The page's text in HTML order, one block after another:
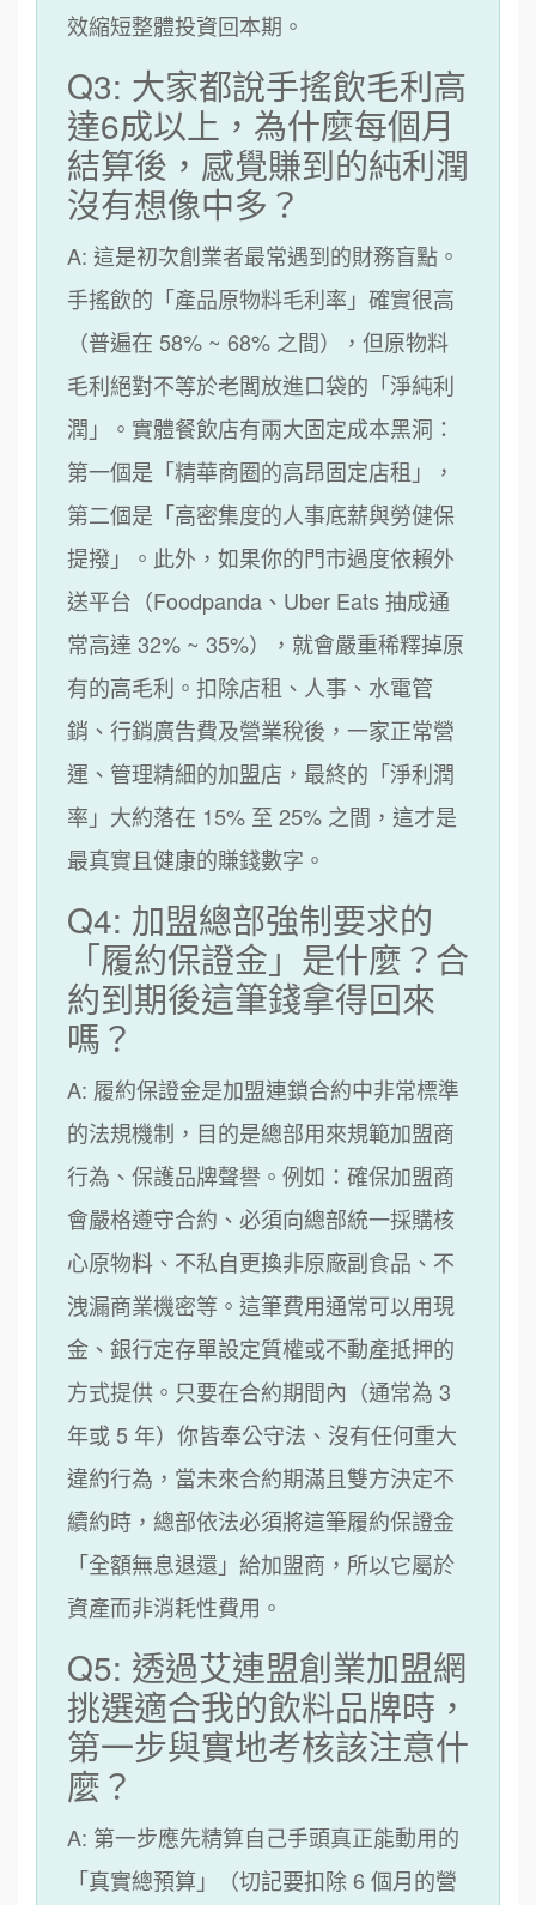
效縮短整體投資回本期。
Q3: 大家都說手搖飲毛利高
達6成以上，為什麼每個月
結算後，感覺賺到的純利潤
沒有想像中多？
A: 這是初次創業者最常遇到的財務盲點。
手搖飲的「產品原物料毛利率」確實很高
（普遍在 58% ~ 68% 之間），但原物料
毛利絕對不等於老闆放進口袋的「淨純利
潤」。實體餐飲店有兩大固定成本黑洞：
第一個是「精華商圈的高昂固定店租」，
第二個是「高密集度的人事底薪與勞健保
提撥」。此外，如果你的門市過度依賴外
送平台（Foodpanda、Uber Eats 抽成通
常高達 32% ~ 35%），就會嚴重稀釋掉原
有的高毛利。扣除店租、人事、水電管
銷、行銷廣告費及營業稅後，一家正常營
運、管理精細的加盟店，最終的「淨利潤
率」大約落在 15% 至 25% 之間，這才是
最真實且健康的賺錢數字。
Q4: 加盟總部強制要求的
「履約保證金」是什麼？合
約到期後這筆錢拿得回來
嗎？
A: 履約保證金是加盟連鎖合約中非常標準
的法規機制，目的是總部用來規範加盟商
行為、保護品牌聲譽。例如：確保加盟商
會嚴格遵守合約、必須向總部統一採購核
心原物料、不私自更換非原廠副食品、不
洩漏商業機密等。這筆費用通常可以用現
金、銀行定存單設定質權或不動產抵押的
方式提供。只要在合約期間內（通常為 3
年或 5 年）你皆奉公守法、沒有任何重大
違約行為，當未來合約期滿且雙方決定不
續約時，總部依法必須將這筆履約保證金
「全額無息退還」給加盟商，所以它屬於
資產而非消耗性費用。
Q5: 透過艾連盟創業加盟網
挑選適合我的飲料品牌時，
第一步與實地考核該注意什
麼？
A: 第一步應先精算自己手頭真正能動用的
「真實總預算」（切記要扣除 6 個月的營